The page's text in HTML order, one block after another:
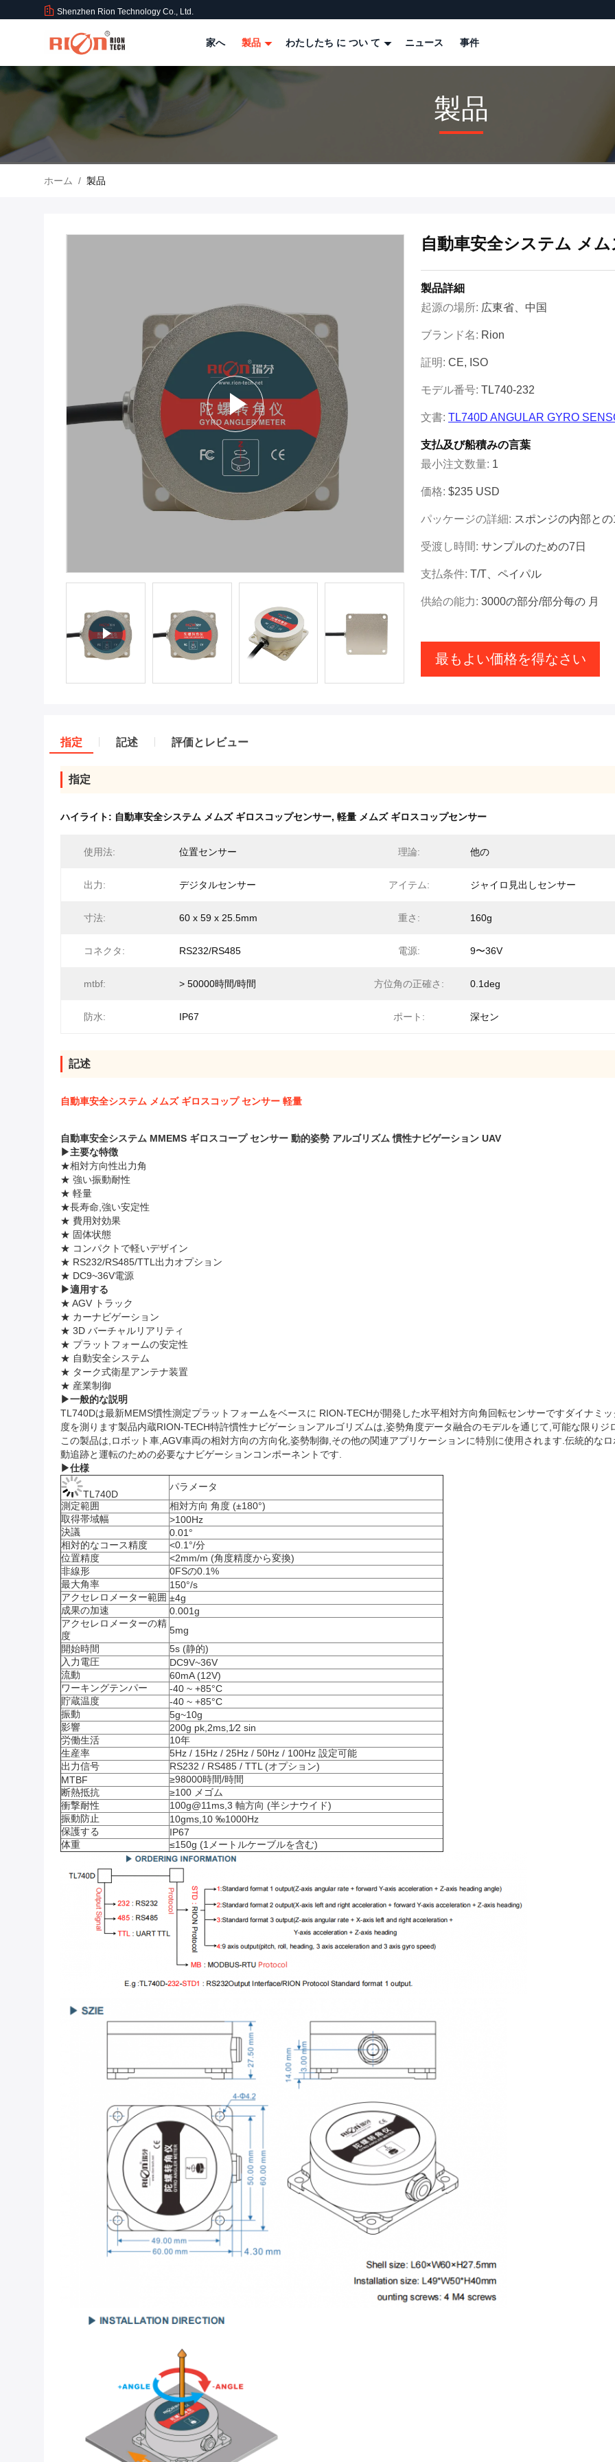
Shenzhen Rion Technology Co., Ltd.
家へ 製品 わたしたち に つい て ニュース 事件
製品
ホーム / 製品
自動車安全システム メ
製品詳細
起源の場所: 広東省、中国
ブランド名: Rion
証明: CE, ISO
モデル番号: TL740-232
文書: TL740D ANGULAR GYRO
支払及び船積みの言葉
最小注文数量: 1
価格: $235 USD
パッケージの詳細: スポンジの内部と
受渡し時間: サンプルのための7日
支払条件: T/T、ペイパル
供給の能力: 3000の部分/部分每の 月
最もよい価格を得なさい
指定 記述 評価とレビュー
指定
ハイライト: 自動車安全システム メムズ ギロスコップセンサー, 軽量 メムズ ギロスコップセンサー
使用法: 位置センサー 理論: 他の
出力: デジタルセンサー アイテム: ジャイロ見出しセンサー
寸法: 60 x 59 x 25.5mm 重さ: 160g
コネクタ: RS232/RS485 電源: 9〜36V
mtbf: > 50000時間/時間 方位角の正確さ: 0.1deg
防水: IP67 ポート: 深セン
記述
自動車安全システム メムズ ギロスコップ センサー 軽量
自動車安全システム MMEMS ギロスコープ センサー 動的姿勢 アルゴリズム 慣性ナビゲーション UAV
▶主要な特徴
★相対方向性出力角
★ 強い振動耐性
★ 軽量
★長寿命,強い安定性
★ 費用対効果
★ 固体状態
★ コンパクトで軽いデザイン
★ RS232/RS485/TTL出力オプション
★ DC9~36V電源
▶適用する
★ AGV トラック
★ カーナビゲーション
★ 3D バーチャルリアリティ
★ プラットフォームの安定性
★ 自動安全システム
★ ターク式衛星アンテナ装置
★ 産業制御
▶一般的な説明
TL740Dは最新MEMS慣性測定プラットフォームをベースに RION-TECHが開発した水平相対方向角回転センサーですダイナミ
度を測ります製品内蔵RION-TECH特許慣性ナビゲーションアルゴリズムは,姿勢角度データ融合のモデルを通じて,可能な限りジ
この製品は,ロボット車,AGV車両の相対方向の方向化,姿勢制御,その他の関連アプリケーションに特別に使用されます.伝統的な
動追跡と運転のための必要なナビゲーションコンポーネントです.
▶仕様
TL740D
パラメータ
測定範囲
相対方向 角度 (±180°)
取得帯域幅
>100Hz
決議
0.01°
相対的なコース精度
<0.1°/分
位置精度
<2mm/m (角度精度から変換)
非線形
0FSの0.1%
最大角率
150°/s
アクセレロメーター範囲 ±4g
成果の加速
0.001g
アクセレロメーターの精
度
5mg
開始時間
5s (静的)
入力電圧
DC9V~36V
流動
60mA (12V)
ワーキングテンパー
-40 ~ +85°C
貯蔵温度
-40 ~ +85°C
振動
5g~10g
影響
200g pk,2ms,1⁄2 sin
労働生活
10年
生産率
5Hz / 15Hz / 25Hz / 50Hz / 100Hz 設定可能
出力信号
RS232 / RS485 / TTL (オプション)
MTBF
≥98000時間/時間
断熱抵抗
≥100 メゴム
衝撃耐性
100g@11ms,3 軸方向 (半シナウイド)
振動防止
10gms,10 ‰1000Hz
保護する
IP67
体重
≤150g (1メートルケーブルを含む)